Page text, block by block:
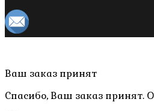
Пролистать
Ваш заказ принят
Спасибо, Ваш заказ принят.